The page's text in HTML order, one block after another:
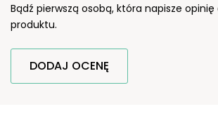
Bądź pierwszą osobą, która napisze
produktu.
DODAJ OCENĘ